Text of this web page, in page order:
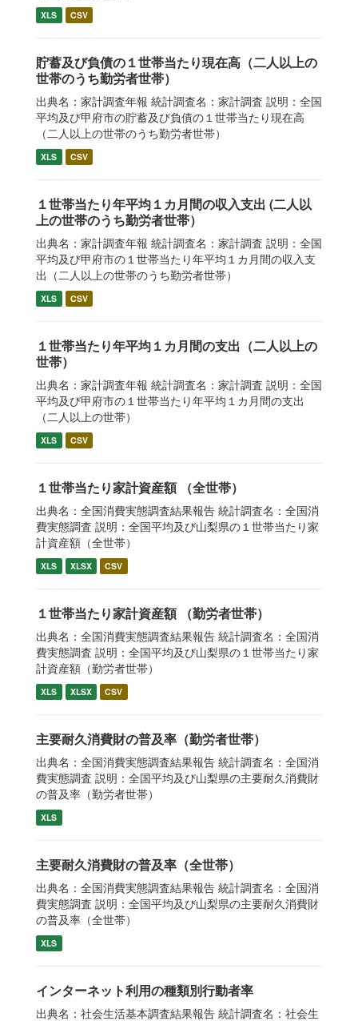
XLS CSV
貯蓄及び負債の１世帯当たり現在高（二人以上の
世帯のうち勤労者世帯）
出典名：家計調査年報 統計調査名：家計調査 説明：全国
平均及び甲府市の貯蓄及び負債の１世帯当たり現在高
（二人以上の世帯のうち勤労者世帯）
XLS CSV
１世帯当たり年平均１カ月間の収入支出 (二人以
上の世帯のうち勤労者世帯）
出典名：家計調査年報 統計調査名：家計調査 説明：全国
平均及び甲府市の１世帯当たり年平均１カ月間の収入支
出（二人以上の世帯のうち勤労者世帯）
XLS CSV
１世帯当たり年平均１カ月間の支出（二人以上の
世帯）
出典名：家計調査年報 統計調査名：家計調査 説明：全国
平均及び甲府市の１世帯当たり年平均１カ月間の支出
（二人以上の世帯）
XLS CSV
１世帯当たり家計資産額 （全世帯）
出典名：全国消費実態調査結果報告 統計調査名：全国消
費実態調査 説明：全国平均及び山梨県の１世帯当たり家
計資産額（全世帯）
XLS XLSX CSV
１世帯当たり家計資産額 （勤労者世帯）
出典名：全国消費実態調査結果報告 統計調査名：全国消
費実態調査 説明：全国平均及び山梨県の１世帯当たり家
計資産額（勤労者世帯）
XLS XLSX CSV
主要耐久消費財の普及率（勤労者世帯）
出典名：全国消費実態調査結果報告 統計調査名：全国消
費実態調査 説明：全国平均及び山梨県の主要耐久消費財
の普及率（勤労者世帯）
XLS
主要耐久消費財の普及率（全世帯）
出典名：全国消費実態調査結果報告 統計調査名：全国消
費実態調査 説明：全国平均及び山梨県の主要耐久消費財
の普及率（全世帯）
XLS
インターネット利用の種類別行動者率
出典名：社会生活基本調査結果報告 統計調査名：社会生